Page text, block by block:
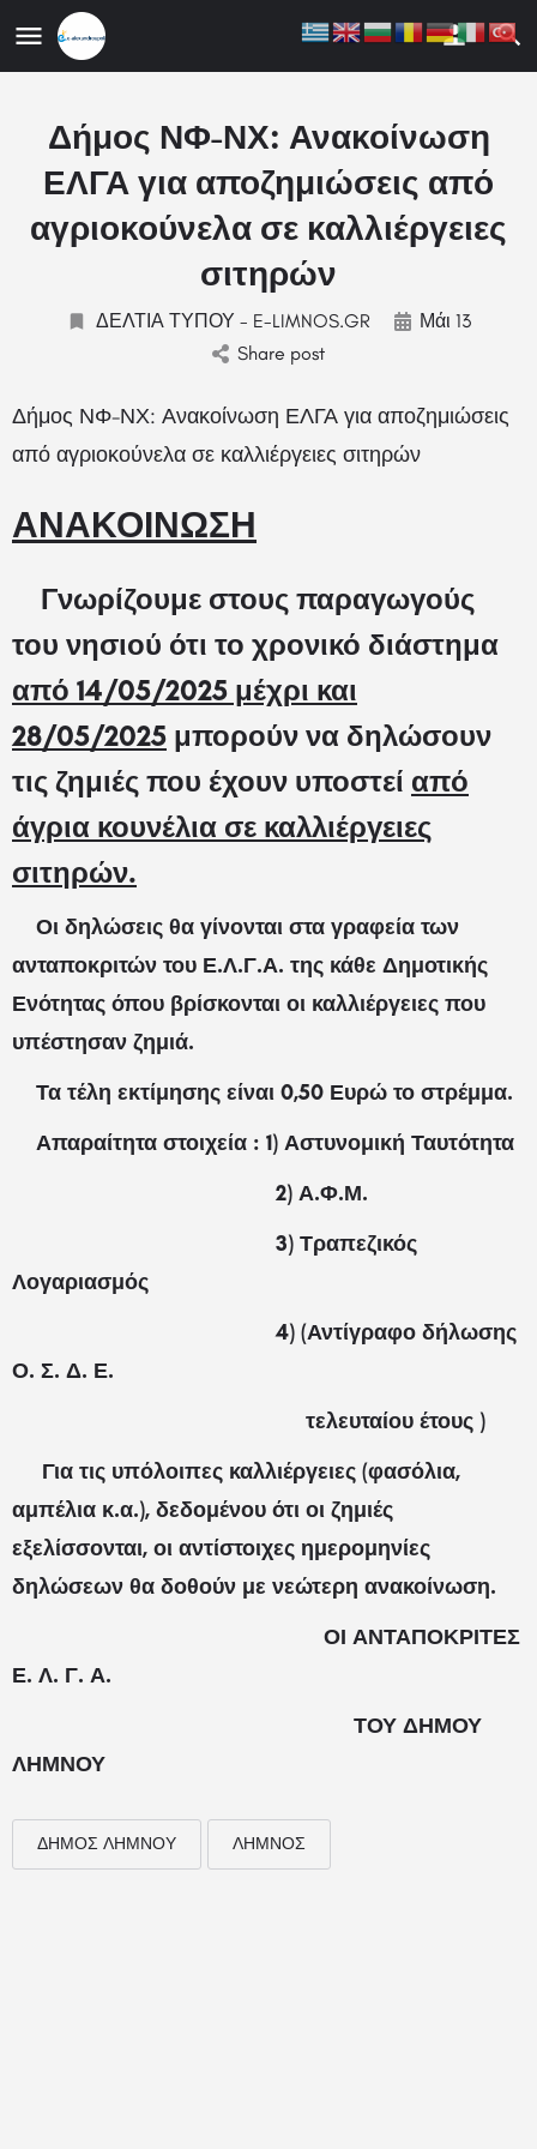
Δήμος ΝΦ-ΝΧ: Ανακοίνωση
ΕΛΓΑ για αποζημιώσεις από
αγριοκούνελα σε καλλιέργειες
σιτηρών
ΔΕΛΤΙΑ ΤΥΠΟΥ - E-LIMNOS.GR
Μάι 13
Share post
Δήμος ΝΦ-ΝΧ: Ανακοίνωση ΕΛΓΑ για αποζημιώσεις
από αγριοκούνελα σε καλλιέργειες σιτηρών
ΑΝΑΚΟΙΝΩΣΗ
Γνωρίζουμε στους παραγωγούς
του νησιού ότι το χρονικό διάστημα
από 14/05/2025 μέχρι και
28/05/2025 μπορούν να δηλώσουν
τις ζημιές που έχουν υποστεί από
άγρια κουνέλια σε καλλιέργειες
σιτηρών.
Οι δηλώσεις θα γίνονται στα γραφεία των
ανταποκριτών του Ε.Λ.Γ.Α. της κάθε Δημοτικής
Ενότητας όπου βρίσκονται οι καλλιέργειες που
υπέστησαν ζημιά.
Τα τέλη εκτίμησης είναι 0,50 Ευρώ το στρέμμα.
Απαραίτητα στοιχεία : 1) Αστυνομική Ταυτότητα
2) Α.Φ.Μ.
3) Τραπεζικός
Λογαριασμός
4) (Αντίγραφο δήλωσης
Ο. Σ. Δ. Ε.
τελευταίου έτους )
Για τις υπόλοιπες καλλιέργειες (φασόλια,
αμπέλια κ.α.), δεδομένου ότι οι ζημιές
εξελίσσονται, οι αντίστοιχες ημερομηνίες
δηλώσεων θα δοθούν με νεώτερη ανακοίνωση.
ΟΙ ΑΝΤΑΠΟΚΡΙΤΕΣ
Ε. Λ. Γ. Α.
ΤΟΥ ΔΗΜΟΥ
ΛΗΜΝΟΥ
ΔΗΜΟΣ ΛΗΜΝΟΥ ΛΗΜΝΟΣ